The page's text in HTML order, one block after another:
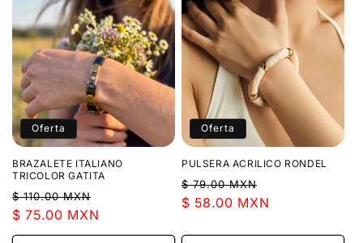
Oferta
BRAZALETE ITALIANO
TRICOLOR GATITA
Precio
habitual
$ 110.00 MXN
oferta
$ 75.00 MXN
Oferta
PULSERA ACRILICO RONDEL
Precio
habitual
$ 79.00 MXN
de
$ 58.00 MXN